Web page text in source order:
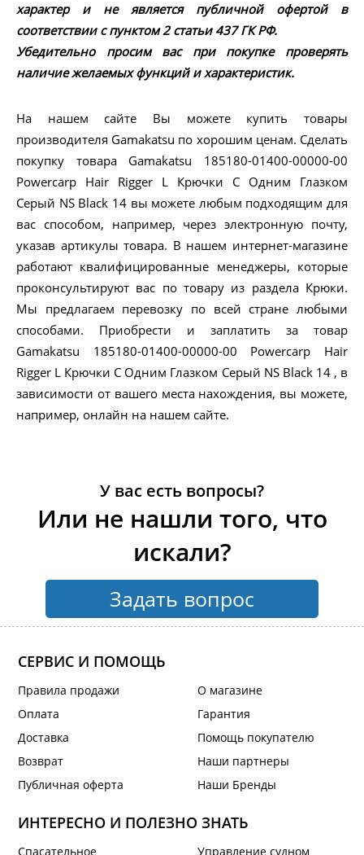
характер и не является публичной офертой в
соответствии с пунктом 2 статьи 437 ГК РФ.
Убедительно просим вас при покупке проверять
наличие желаемых функций и характеристик.
На нашем сайте Вы можете купить товары
производителя Gamakatsu по хорошим ценам. Сделать
покупку товара Gamakatsu 185180-01400-00000-00
Powercarp Hair Rigger L Крючки С Одним Глазком
Серый NS Black 14 вы можете любым подходящим для
вас способом, например, через электронную почту,
указав артикулы товара. В нашем интернет-магазине
работают квалифицированные менеджеры, которые
проконсультируют вас по товару из раздела Крюки.
Мы предлагаем перевозку по всей стране любыми
способами. Приобрести и заплатить за товар
Gamakatsu 185180-01400-00000-00 Powercarp Hair
Rigger L Крючки С Одним Глазком Серый NS Black 14 , в
зависимости от вашего места нахождения, вы можете,
например, онлайн на нашем сайте.
У вас есть вопросы?
Или не нашли того, что
искали?
Задать вопрос
СЕРВИС И ПОМОЩЬ
Правила продажи
Оплата
Доставка
Возврат
Публичная оферта
О магазине
Гарантия
Помощь покупателю
Наши партнеры
Наши Бренды
ИНТЕРЕСНО И ПОЛЕЗНО ЗНАТЬ
Спасательное Управление судном